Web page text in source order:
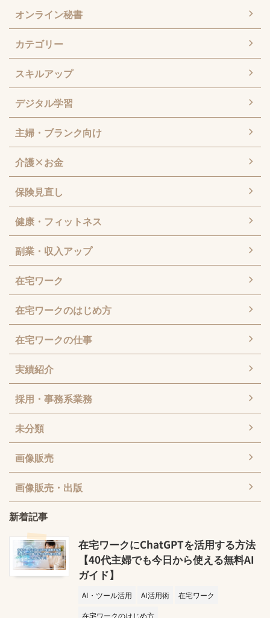
オンライン秘書
カテゴリー
スキルアップ
デジタル学習
主婦・ブランク向け
介護×お金
保険見直し
健康・フィットネス
副業・収入アップ
在宅ワーク
在宅ワークのはじめ方
在宅ワークの仕事
実績紹介
採用・事務系業務
未分類
画像販売
画像販売・出版
新着記事
在宅ワークにChatGPTを活用する方法
【40代主婦でも今日から使える無料AI
ガイド】
AI・ツール活用 AI活用術
在宅ワーク
在宅ワークのはじめ方